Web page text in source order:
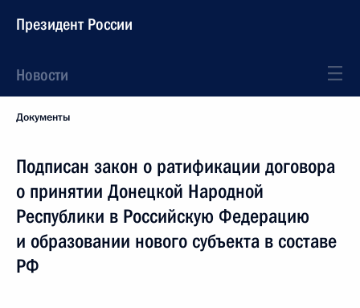
Президент России
Новости
Документы
Подписан закон о ратификации договора
о принятии Донецкой Народной
Республики в Российскую Федерацию
и образовании нового субъекта в составе
РФ